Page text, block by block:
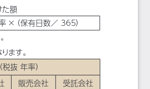
た額
×（保有日数／ 365）
ます。
税抜 年率）
販売会社
受託会社